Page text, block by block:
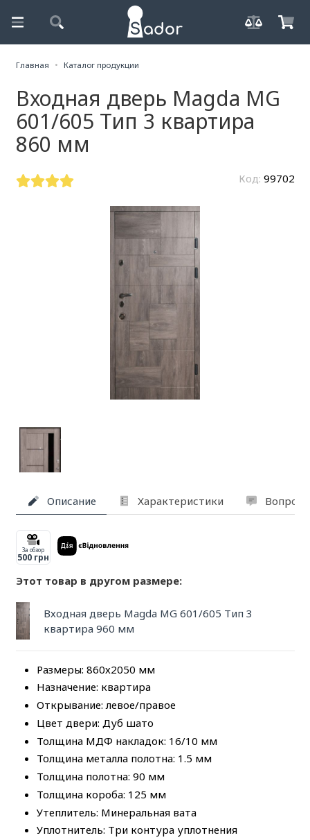
Главная Каталог продукции
Входная дверь Magda MG
601/605 Тип 3 квартира
860 мм
Код: 99702
Описание Характеристики
За обзор
500 грн
Этот товар в другом размере:
Входная дверь Magda MG 601/605 Тип 3
квартира 960 мм
Размеры: 860х2050 мм
Назначение: квартира
Открывание: левое/правое
Цвет двери: Дуб шато
Толщина МДФ накладок: 16/10 мм
Толщина металла полотна: 1.5 мм
Толщина полотна: 90 мм
Толщина короба: 125 мм
Утеплитель: Минеральная вата
Уплотнитель: Три контура уплотнения